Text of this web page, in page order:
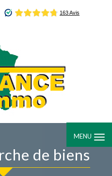
MENU
de biens